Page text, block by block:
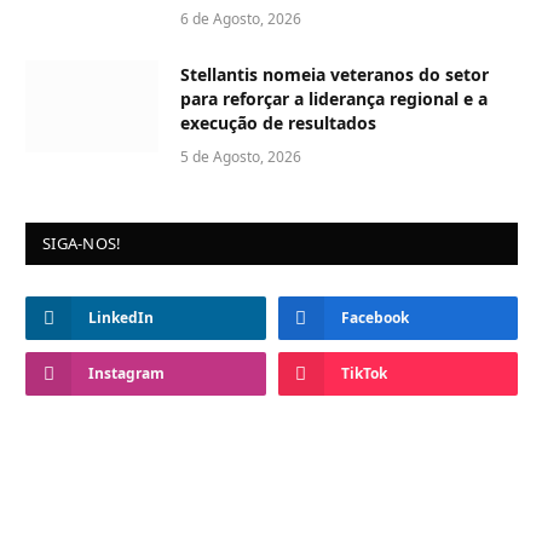
6 de Agosto, 2026
Stellantis nomeia veteranos do setor
para reforçar a liderança regional e a
execução de resultados
5 de Agosto, 2026
SIGA-NOS!
LinkedIn Facebook
Instagram TikTok